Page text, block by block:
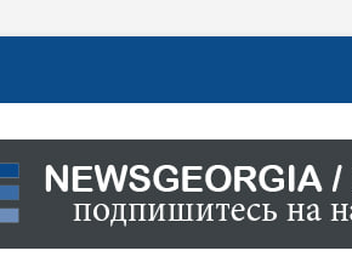
ИНФОРМАЦИЯ О СОБЫТИЯХ
НОВОСТИ ПОЛИТИКИ,